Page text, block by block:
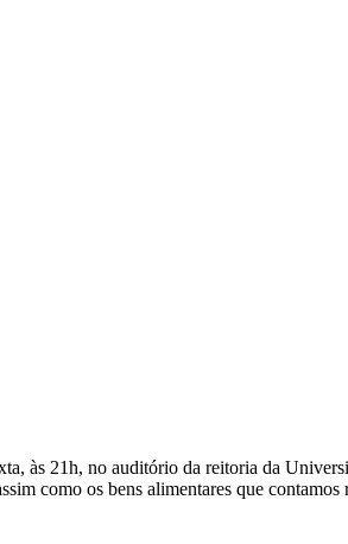
às 21h, no auditório da reitoria da
como os bens alimentares que contamos